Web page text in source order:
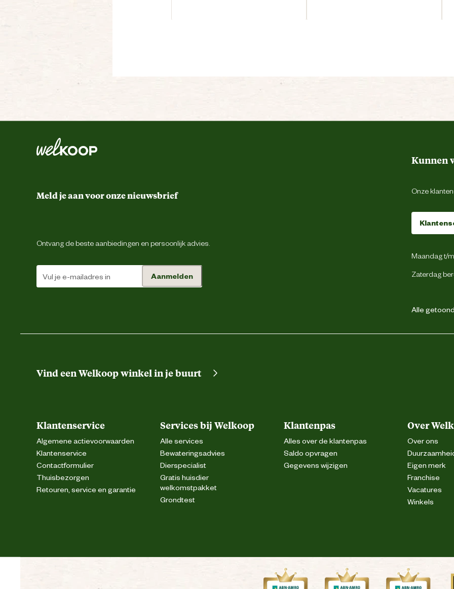
Huidige prijs € 499,99 Huidige prijs €
Meld je aan voor onze nieuwsbrief
Ontvang de beste aanbiedingen en persoonlijk advies.
Aanmelden
Kunnen
Onze
Maandag t/
Zaterdag
Alle
Vind een Welkoop winkel in je buurt
Klantenservice
Algemene actievoorwaarden
Klantenservice
Contactformulier
Thuisbezorgen
Retouren, service en garantie
Services bij Welkoop
Alle services
Bewateringsadvies
Dierspecialist
Gratis huisdier
welkomstpakket
Grondtest
Klantenpas
Alles over de klantenpas
Saldo opvragen
Gegevens wijzigen
Over
Over ons
Eigen merk
Franchise
Vacatures
Winkels